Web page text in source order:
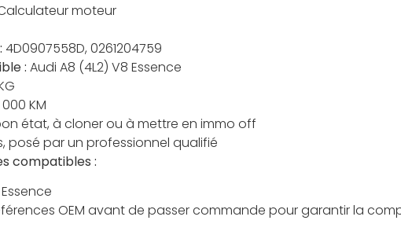
moteur
4D0907558D, 0261204759
: Audi A8 (4L2) V8 Essence
000 KM
état, à cloner ou à mettre en immo off
posé par un professionnel qualifié
compatibles :
OEM avant de passer commande pour garantir la